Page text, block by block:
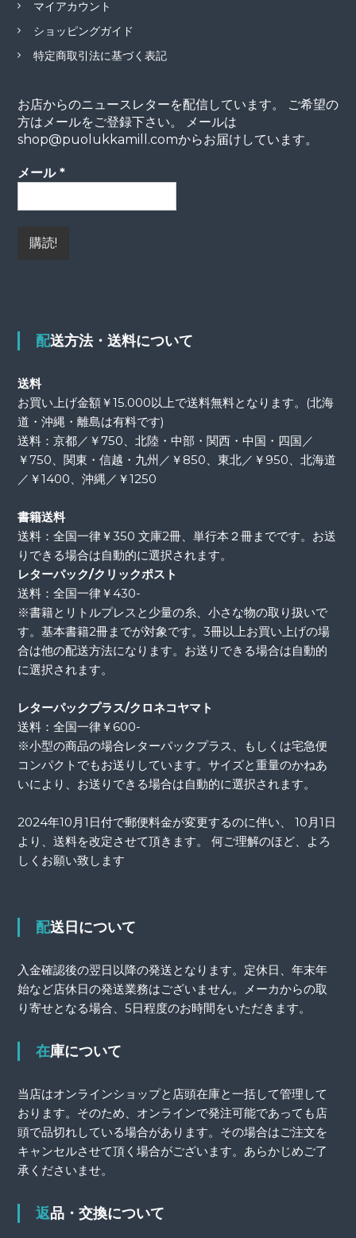
マイアカウント
ショッピングガイド
特定商取引法に基づく表記
お店からのニュースレターを配信しています。 ご希望の
方はメールをご登録下さい。 メールは
shop@puolukkamill.comからお届けしています。
メール *
配送方法・送料について
送料
お買い上げ金額￥15.000以上で送料無料となります。(北海
道・沖縄・離島は有料です)
送料：京都／￥750、北陸・中部・関西・中国・四国／
￥750、関東・信越・九州／￥850、東北／￥950、北海道
／￥1400、沖縄／￥1250
書籍送料
送料：全国一律￥350 文庫2冊、単行本２冊までです。お送
りできる場合は自動的に選択されます。
レターパック/クリックポスト
送料：全国一律￥430-
※書籍とリトルプレスと少量の糸、小さな物の取り扱いで
す。基本書籍2冊までが対象です。3冊以上お買い上げの場
合は他の配送方法になります。お送りできる場合は自動的
に選択されます。
レターパックプラス/クロネコヤマト
送料：全国一律￥600-
※小型の商品の場合レターパックプラス、もしくは宅急便
コンパクトでもお送りしています。サイズと重量のかねあ
いにより、お送りできる場合は自動的に選択されます。
2024年10月1日付で郵便料金が変更するのに伴い、 10月1日
より、送料を改定させて頂きます。 何ご理解のほど、よろ
しくお願い致します
配送日について
入金確認後の翌日以降の発送となります。定休日、年末年
始など店休日の発送業務はございません。メーカからの取
り寄せとなる場合、5日程度のお時間をいただきます。
在庫について
当店はオンラインショップと店頭在庫と一括して管理して
おります。そのため、オンラインで発注可能であっても店
頭で品切れしている場合があります。その場合はご注文を
キャンセルさせて頂く場合がございます。あらかじめご了
承くださいませ。
返品・交換について